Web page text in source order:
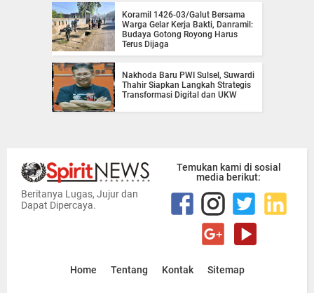
Koramil 1426-03/Galut Bersama
Warga Gelar Kerja Bakti, Danramil:
Budaya Gotong Royong Harus
Terus Dijaga
Nakhoda Baru PWI Sulsel, Suwardi
Thahir Siapkan Langkah Strategis
Transformasi Digital dan UKW
Beritanya Lugas, Jujur dan
Dapat Dipercaya.
Temukan kami di sosial
media berikut:
Home Tentang Kontak Sitemap